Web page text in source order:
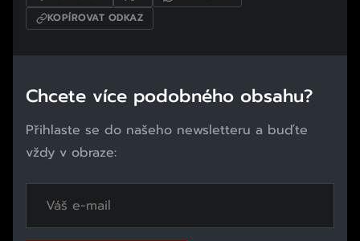
KOPÍROVAT ODKAZ
Chcete více podobného obsahu?
Přihlaste se do našeho newsletteru a buďte
vždy v obraze: